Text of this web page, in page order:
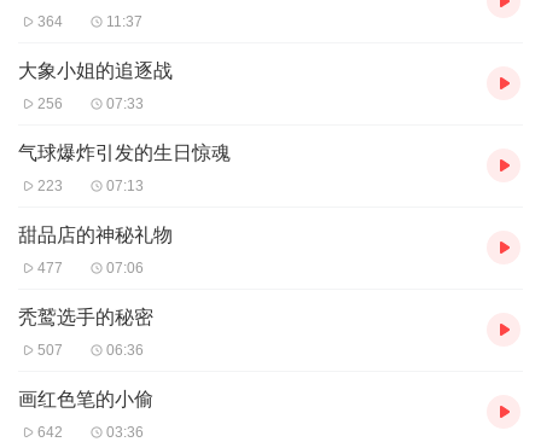
364 11:37
大象小姐的追逐战
256 07:33
气球爆炸引发的生日惊魂
223 07:13
甜品店的神秘礼物
477 07:06
秃鹫选手的秘密
507 06:36
画红色笔的小偷
642 03:36